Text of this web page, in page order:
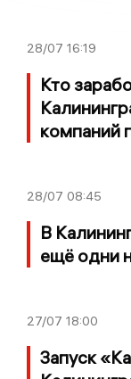
28/07 16:19
Кто
компаний
28/07 08:45
В
ещё одни
27/07 18:00
Запуск